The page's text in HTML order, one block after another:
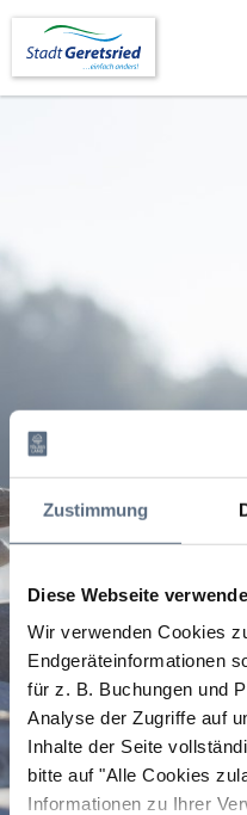
Zustimmung
Diese Webseite
Wir verwenden Cookies
Endgeräteinformationen
für z. B. Buchungen und
Analyse der Zugriffe auf
Inhalte der Seite
bitte auf "Alle Cookies
Informationen zu Ihrer